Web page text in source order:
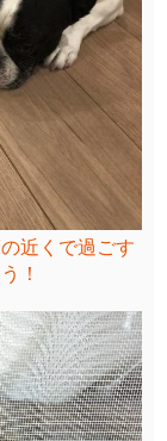
近くで過ごす
！